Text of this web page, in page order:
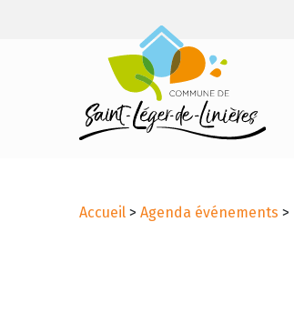
Accueil > Agenda événements >